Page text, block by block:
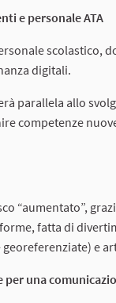
e personale ATA
scolastico,
digitali.
parallela allo
competenze
“aumentato”,
fatta di
e
una